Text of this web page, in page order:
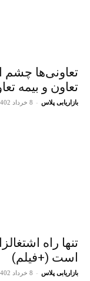
تعاونی‌ها چشم
تعاون و بیمه
بازاریابی پلاس - 8 خرداد 1402
تنها راه
است (+فیلم)
بازاریابی پلاس - 8 خرداد 1402